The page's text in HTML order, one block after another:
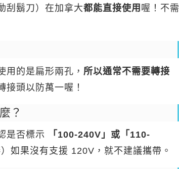
刮鬍刀）在加拿大都能直接使用 喔！不需
用的是扁形兩孔， 所以通常不需要轉接
接頭以防萬一喔！
？
是否標示
「100-240V」或「110-
如果沒有支援 120V，就不建議攜帶。